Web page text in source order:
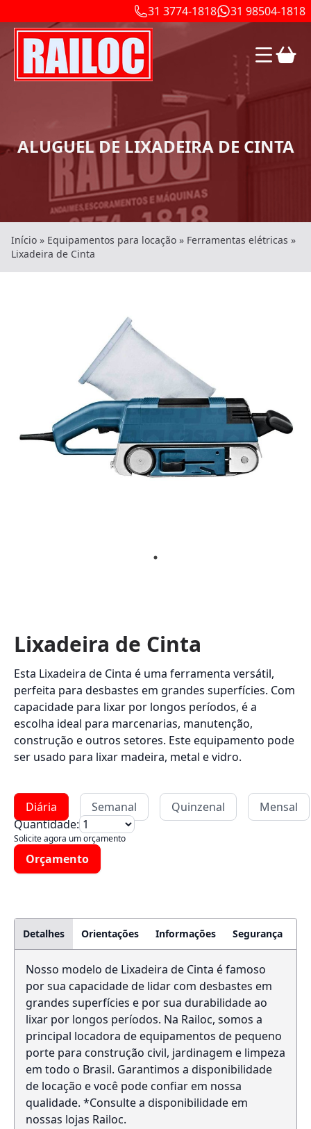
31 3774-1818 31 98504-1818
ALUGUEL DE LIXADEIRA DE CINTA
Início » Equipamentos para locação » Ferramentas elétricas »
Lixadeira de Cinta
Lixadeira de Cinta
Esta Lixadeira de Cinta é uma ferramenta versátil,
perfeita para desbastes em grandes superfícies. Com
capacidade para lixar por longos períodos, é a
escolha ideal para marcenarias, manutenção,
construção e outros setores. Este equipamento pode
ser usado para lixar madeira, metal e vidro.
Diária Semanal Quinzenal
Mensal
Quantidade:
Solicite agora um orçamento
Orçamento
Detalhes Orientações Informações Segurança
Nosso modelo de Lixadeira de Cinta é famoso
por sua capacidade de lidar com desbastes em
grandes superfícies e por sua durabilidade ao
lixar por longos períodos. Na Railoc, somos a
principal locadora de equipamentos de pequeno
porte para construção civil, jardinagem e limpeza
em todo o Brasil. Garantimos a disponibilidade
de locação e você pode confiar em nossa
qualidade. *Consulte a disponibilidade em
nossas lojas Railoc.